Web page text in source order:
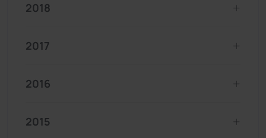
2018
2017
2016
2015